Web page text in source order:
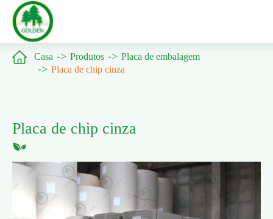
 Casa Produtos
Placa de embalagem
Placa de chip cinza
Placa de chip cinza